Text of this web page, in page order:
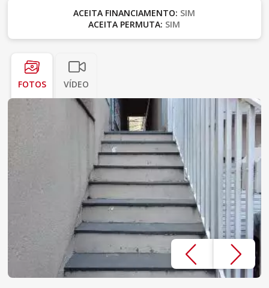
ACEITA FINANCIAMENTO: SIM
ACEITA PERMUTA: SIM
FOTOS VÍDEO